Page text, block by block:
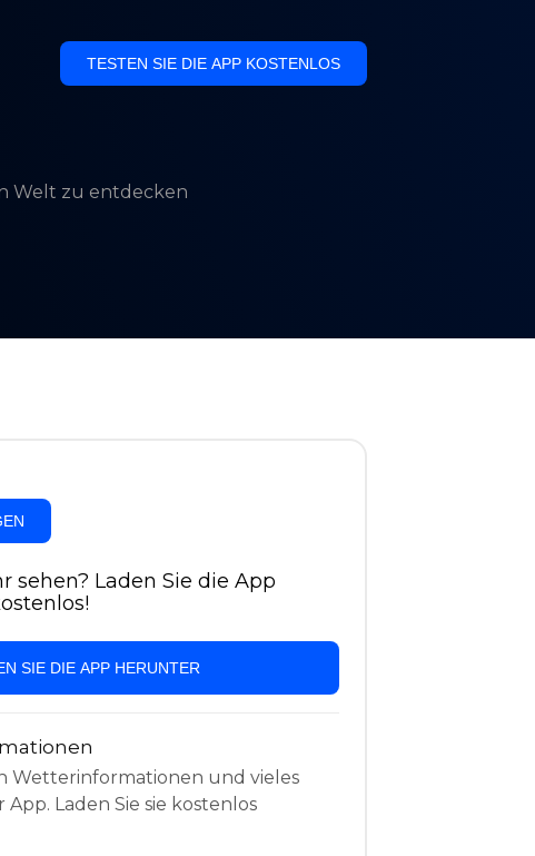
TESTEN SIE DIE APP KOSTENLOS
Welt zu entdecken
sehen? Laden Sie die App
SIE DIE APP HERUNTER
Wetterinformationen und vieles
App. Laden Sie sie kostenlos